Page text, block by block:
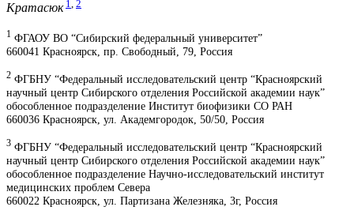
Кратасюк 1, 2
1 ФГАОУ ВО “Сибирский федеральный университет”
660041 Красноярск, пр. Свободный, 79, Россия
2 ФГБНУ “Федеральный исследовательский центр “Красноярский
научный центр Сибирского отделения Российской академии наук”
обособленное подразделение Институт биофизики СО РАН
660036 Красноярск, ул. Академгородок, 50/50, Россия
3 ФГБНУ “Федеральный исследовательский центр “Красноярский
научный центр Сибирского отделения Российской академии наук”
обособленное подразделение Научно-исследовательский институт
медицинских проблем Севера
660022 Красноярск, ул. Партизана Железняка, 3г, Россия